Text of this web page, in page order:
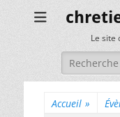
Le site
Rechercher :
Accueil »